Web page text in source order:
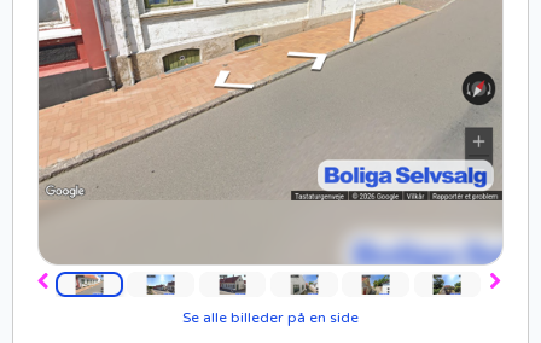
Forrige
Se alle billeder på en side